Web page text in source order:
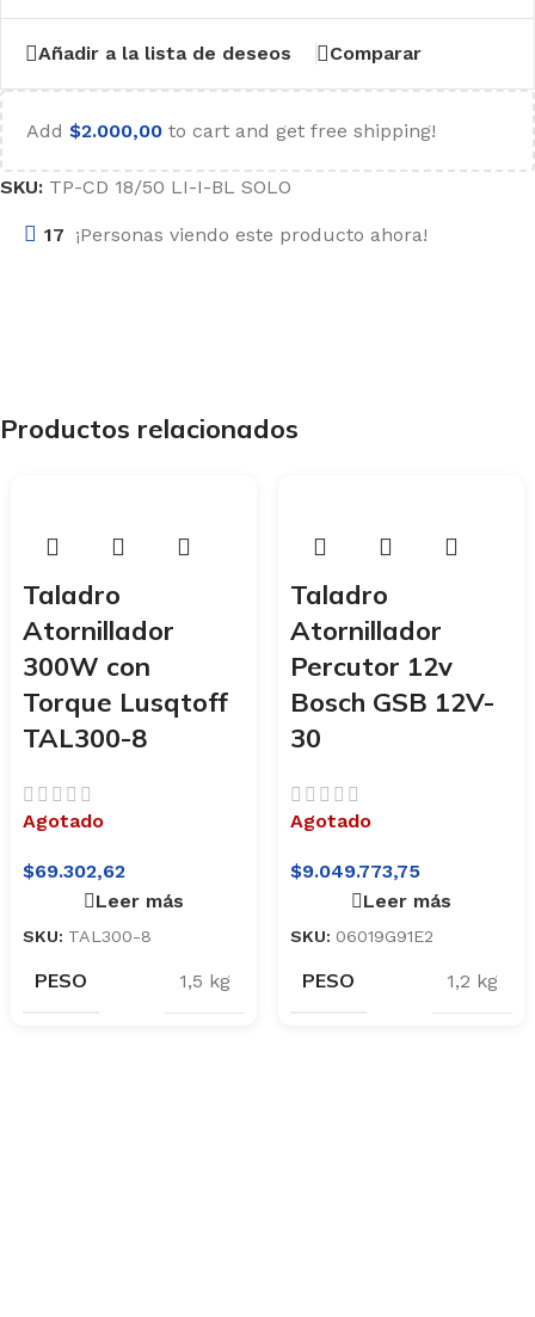
Añadir a la lista de deseos Comparar
Add $2.000,00 to cart and get free shipping!
SKU: TP-CD 18/50 LI-I-BL SOLO
17 ¡Personas viendo este producto ahora!
Productos relacionados
Taladro
Atornillador
300W con
Torque Lusqtoff
TAL300-8
Agotado
$69.302,62
Leer más
SKU: TAL300-8
PESO 1,5 kg
Taladro
Atornillador
Percutor 12v
Bosch GSB 12V-
30
Agotado
$9.049.773,75
Leer más
SKU: 06019G91E2
PESO 1,2 kg